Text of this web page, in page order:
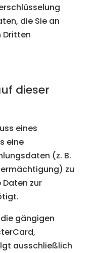
die Sie an
Dritten
dieser
eines
eine
(z. B.
zu
zur
gängigen
ausschließlich